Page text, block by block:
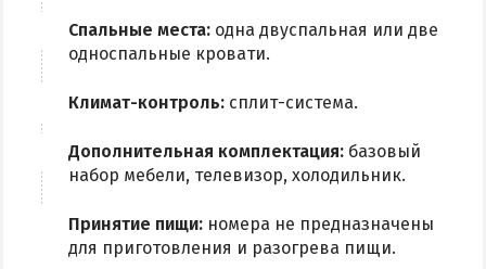
РЕКОМЕНДАЦИИ ПО ВЫБОРУ ЖИЛЬЯ
Отдых с детьми
Отдых в мае и на майские
Отдых в сентябре
Отдых зимой и в межсезонье
Недорогой отдых
Спальные места: одна двуспальная или две
односпальные кровати.
Климат-контроль: сплит-система.
Дополнительная комплектация: базовый
набор мебели, телевизор, холодильник.
Принятие пищи: номера не предназначены
для приготовления и разогрева пищи.